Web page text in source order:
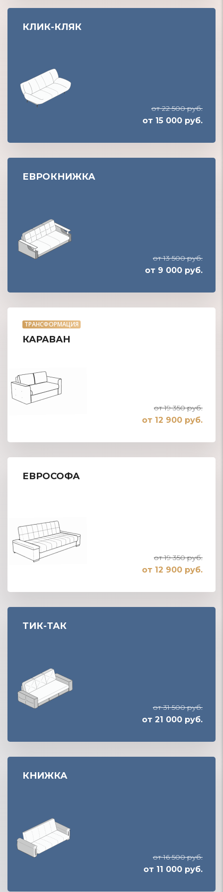
КЛИК-КЛЯК
от 22 500 руб.
от 15 000 руб.
ЕВРОКНИЖКА
от 13 500 руб.
от 9 000 руб.
ТРАНСФОРМАЦИЯ
КАРАВАН
от 19 350 руб.
от 12 900 руб.
ЕВРОСОФА
от 19 350 руб.
от 12 900 руб.
ТИК-ТАК
от 31 500 руб.
от 21 000 руб.
КНИЖКА
от 16 500 руб.
от 11 000 руб.